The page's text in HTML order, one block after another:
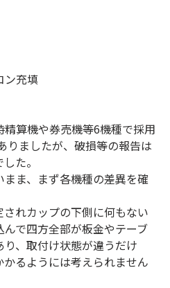
ン充填
算機や券売機等6機種で採用
りましたが、破損等の報告は
た。
ま、まず各機種の差異を確
れカップの下側に何もない
で四方全部が板金やテーブ
、取付け状態が違うだけ
るようには考えられません